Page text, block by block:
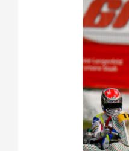
Maximilian
Schleimer